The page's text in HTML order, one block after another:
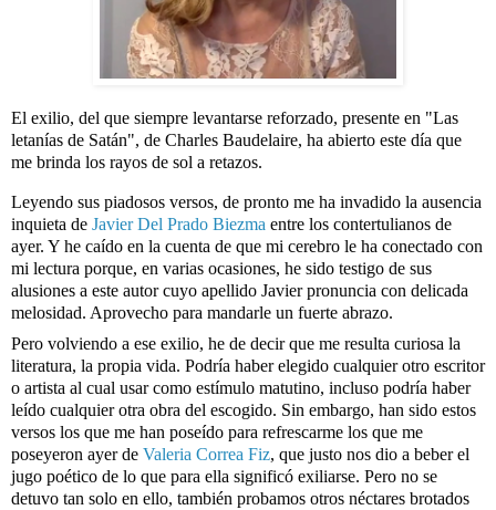
El exilio, del que siempre levantarse reforzado, presente en "Las
letanías de Satán", de Charles Baudelaire, ha abierto este día que
me brinda los rayos de sol a retazos.
Leyendo sus piadosos versos, de pronto me ha invadido la ausencia
inquieta de Javier Del Prado Biezma entre los contertulianos de
ayer. Y he caído en la cuenta de que mi cerebro le ha conectado con
mi lectura porque, en varias ocasiones, he sido testigo de sus
alusiones a este autor cuyo apellido Javier pronuncia con delicada
melosidad. Aprovecho para mandarle un fuerte abrazo.
Pero volviendo a ese exilio, he de decir que me resulta curiosa la
literatura, la propia vida. Podría haber elegido cualquier otro escritor
o artista al cual usar como estímulo matutino, incluso podría haber
leído cualquier otra obra del escogido. Sin embargo, han sido estos
versos los que me han poseído para refrescarme los que me
poseyeron ayer de Valeria Correa Fiz, que justo nos dio a beber el
jugo poético de lo que para ella significó exiliarse. Pero no se
detuvo tan solo en ello, también probamos otros néctares brotados